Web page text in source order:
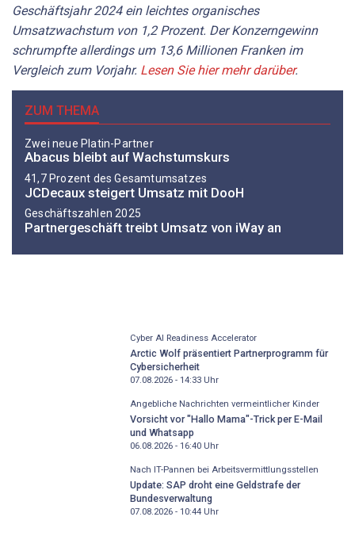
Geschäftsjahr 2024 ein leichtes organisches
Umsatzwachstum von 1,2 Prozent. Der Konzerngewinn
schrumpfte allerdings um 13,6 Millionen Franken im
Vergleich zum Vorjahr. Lesen Sie hier mehr darüber.
ZUM THEMA
Zwei neue Platin-Partner
Abacus bleibt auf Wachstumskurs
41,7 Prozent des Gesamtumsatzes
JCDecaux steigert Umsatz mit DooH
Geschäftszahlen 2025
Partnergeschäft treibt Umsatz von iWay an
Cyber AI Readiness Accelerator
Arctic Wolf präsentiert Partnerprogramm für
Cybersicherheit
07.08.2026 - 14:33Uhr
Angebliche Nachrichten vermeintlicher Kinder
Vorsicht vor "Hallo Mama"-Trick per E-Mail
und Whatsapp
06.08.2026 - 16:40Uhr
Nach IT-Pannen bei Arbeitsvermittlungsstellen
Update: SAP droht eine Geldstrafe der
Bundesverwaltung
07.08.2026 - 10:44Uhr